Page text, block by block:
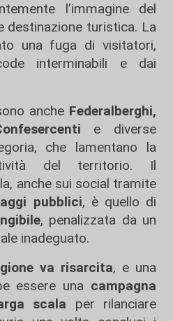
l’immagine del
destinazione turistica. La
una fuga di visitatori,
interminabili e dai
anche Federalberghi,
e diverse
che lamentano la
del territorio. Il
anche sui social tramite
pubblici, è quello di
, penalizzata da un
inadeguato.
va risarcita, e una
essere una campagna
scala per rilanciare